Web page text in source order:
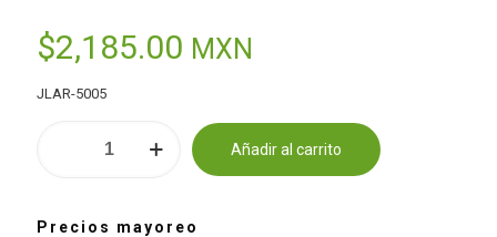
$2,185.00 MXN
JLAR-5005
Añadir al carrito
Alternative:
Precios mayoreo